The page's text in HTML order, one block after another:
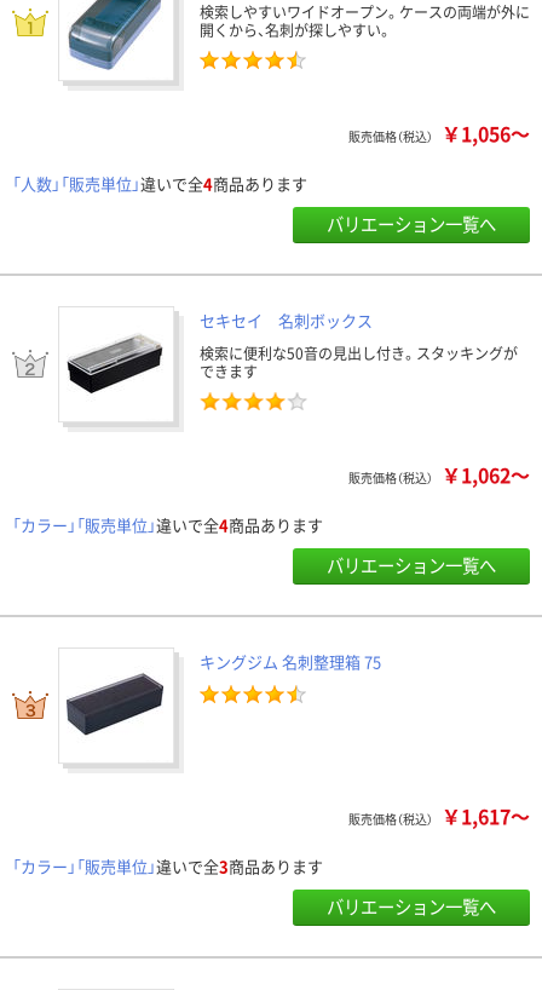
検索しやすいワイドオープン。ケースの両端が外に
開くから、名刺が探しやすい。
販売価格（税込） ￥1,056～
「人数」「販売単位」違いで全4商品あります
バリエーション一覧へ
セキセイ 名刺ボックス
検索に便利な50音の見出し付き。スタッキングが
できます
販売価格（税込） ￥1,062～
「カラー」「販売単位」違いで全4商品あります
バリエーション一覧へ
キングジム 名刺整理箱 75
販売価格（税込） ￥1,617～
「カラー」「販売単位」違いで全3商品あります
バリエーション一覧へ